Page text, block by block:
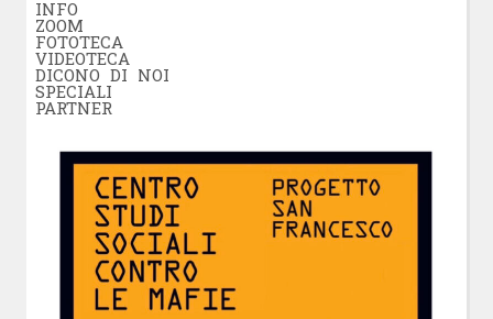
INFO
ZOOM
FOTOTECA
VIDEOTECA
DICONO DI NOI
SPECIALI
PARTNER